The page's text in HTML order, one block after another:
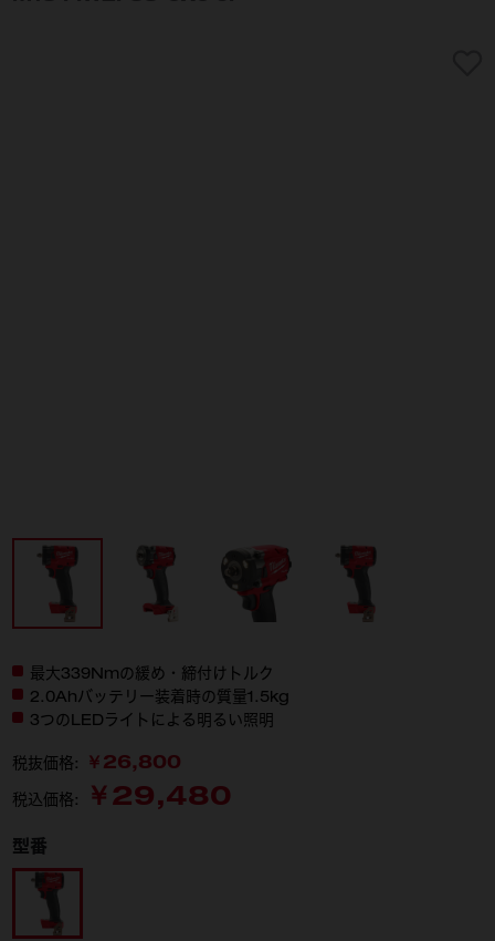
最大339Nmの緩め・締付けトルク
2.0Ahバッテリー装着時の質量1.5kg
3つのLEDライトによる明るい照明
税抜価格: ￥26,800
税込価格: ￥29,480
型番
M18 FIW2F38-0X0 JP